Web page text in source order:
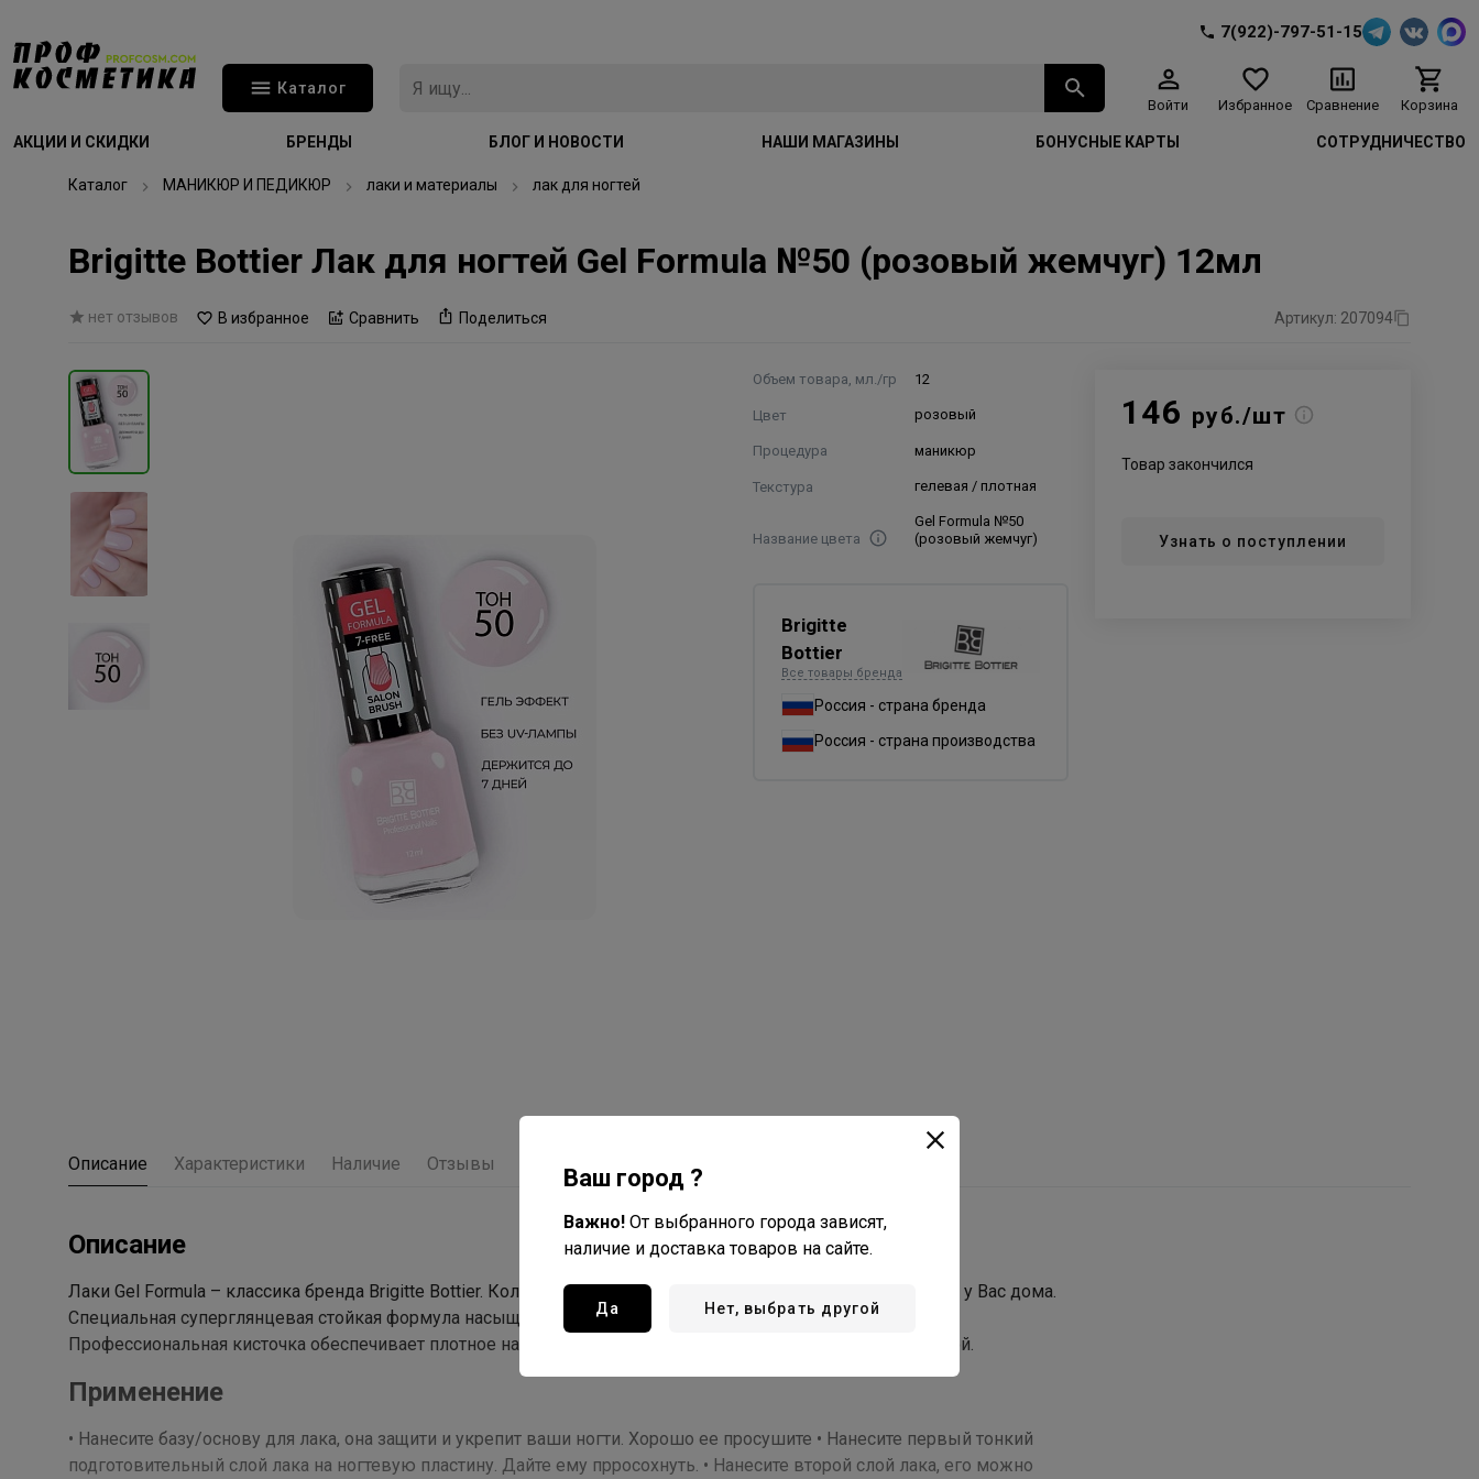
7(922)-797-51-15
Каталог
Войти Избранное Сравнение Корзина
АКЦИИ И СКИДКИ БРЕНДЫ БЛОГ И НОВОСТИ НАШИ МАГАЗИНЫ БОНУСНЫЕ КАРТЫ СОТРУДНИЧЕСТВО
Каталог МАНИКЮР И ПЕДИКЮР лаки и материалы лак для ногтей
Brigitte Bottier Лак для ногтей Gel Formula №50 (розовый жемчуг) 12мл
нет отзывов В избранное Сравнить Поделиться Артикул: 207094
Объем товара, мл./гр 12
Цвет розовый
Процедура маникюр
Текстура гелевая / плотная
Название цвета
Gel Formula №50
(розовый жемчуг)
Brigitte
Bottier
Все товары бренда
Россия - страна бренда
Россия - страна производства
146 руб./шт
Товар закончился
Узнать о поступлении
Описание Характеристики Наличие Отзывы С этим товаром покупают
Описание
Лаки Gel Formula – классика бренда Brigitte Bottier. Коллекция лаков позволяет создать салонный маникюр у Вас дома.
Специальная суперглянцевая стойкая формула насыщенного цвета создает эффект гелевого покрытия.
Профессиональная кисточка обеспечивает плотное нанесение, некоторые тона можно наносить в один слой.
Применение
• Нанесите базу/основу для лака, она защити и укрепит ваши ногти. Хорошо ее просушите • Нанесите первый тонкий
подготовительный слой лака на ногтевую пластину. Дайте ему прросохнуть. • Нанесите второй слой лака, его можно
Ваш город ?
Важно! От выбранного города зависят,
наличие и доставка товаров на сайте.
Да Нет, выбрать другой